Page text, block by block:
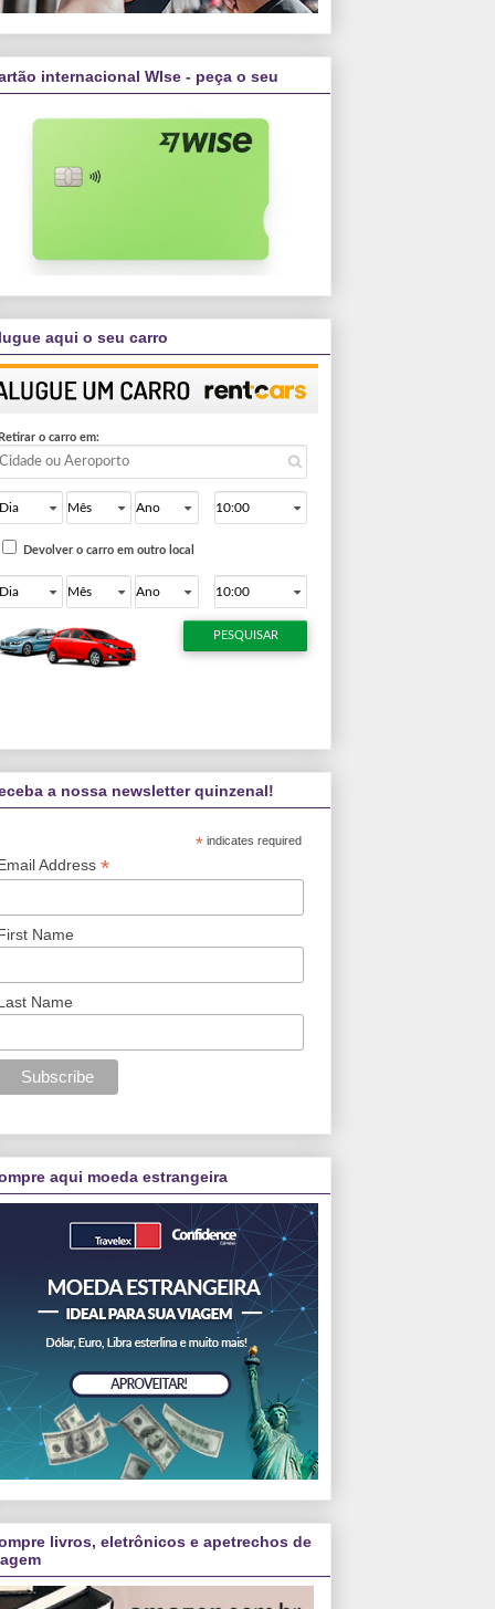
internacional WIse - peça o seu
aqui o seu carro
a nossa newsletter quinzenal!
*indicates required
Address *
Name
Name
aqui moeda estrangeira
livros, eletrônicos e apetrechos de